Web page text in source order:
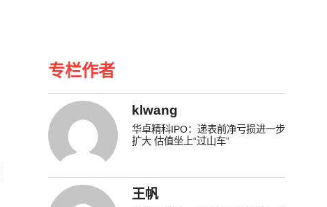
专栏作者
klwang
华卓精科IPO：递表前净亏损进一步
扩大 估值坐上“过山车”
王帆